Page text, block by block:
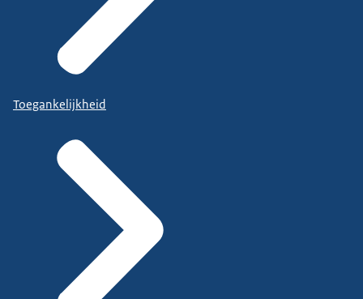
Toegankelijkheid